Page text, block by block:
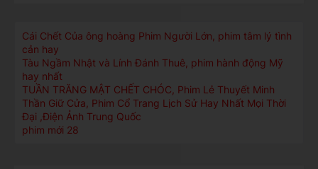
Cái Chết Của ông hoàng Phim Người Lớn, phim tâm lý tình
cản hay
Tàu Ngầm Nhật và Lính Đánh Thuê, phim hành động Mỹ
hay nhất
TUẦN TRĂNG MẬT CHẾT CHÓC, Phim Lẻ Thuyết Minh
Thần Giữ Cửa, Phim Cổ Trang Lịch Sử Hay Nhất Mọi Thời
Đại ,Điện Ảnh Trung Quốc
phim mới 28